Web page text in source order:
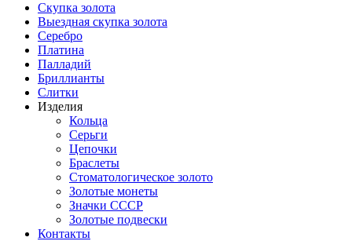
Скупка золота
Выездная скупка золота
Серебро
Платина
Палладий
Бриллианты
Слитки
Изделия
Кольца
Серьги
Цепочки
Браслеты
Стоматологическое золото
Золотые монеты
Значки СССР
Золотые подвески
Контакты